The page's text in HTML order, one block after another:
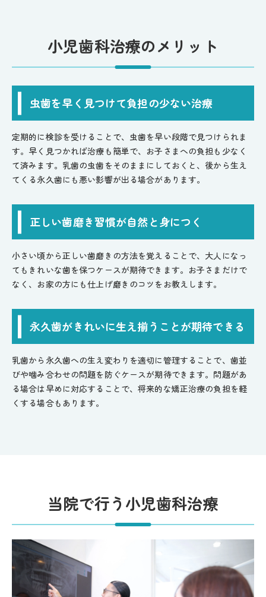
小児歯科治療のメリット
虫歯を早く見つけて負担の少ない治療
定期的に検診を受けることで、虫歯を早い段階で見つけられま
す。早く見つかれば治療も簡単で、お子さまへの負担も少なく
て済みます。乳歯の虫歯をそのままにしておくと、後から生え
てくる永久歯にも悪い影響が出る場合があります。
正しい歯磨き習慣が自然と身につく
小さい頃から正しい歯磨きの方法を覚えることで、大人になっ
てもきれいな歯を保つケースが期待できます。お子さまだけで
なく、お家の方にも仕上げ磨きのコツをお教えします。
永久歯がきれいに生え揃うことが期待できる
乳歯から永久歯への生え変わりを適切に管理することで、歯並
びや噛み合わせの問題を防ぐケースが期待できます。問題があ
る場合は早めに対応することで、将来的な矯正治療の負担を軽
くする場合もあります。
当院で行う小児歯科治療